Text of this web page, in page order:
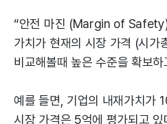
“안전 마진 (Margin of
가치가 현재의 시장 가격 (시가
비교해볼때 높은 수준을 확보
예를 들면, 기업의 내재가치가
시장 가격은 5억에 평가되고